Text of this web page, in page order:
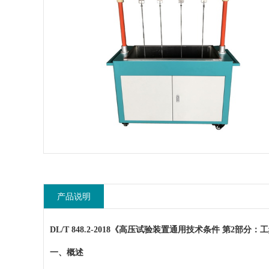
产品说明
DL/T 848.2-2018《高压试验装置通用技术条件 第2部分：工
一、 概述